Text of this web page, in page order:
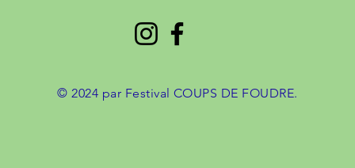
© 2024 par Festival COUPS DE FOUDRE.